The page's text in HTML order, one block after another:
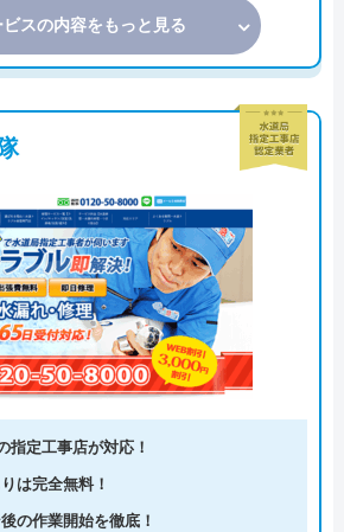
スの内容をもっと見る
指定工事店が対応！
は完全無料！
の作業開始を徹底！